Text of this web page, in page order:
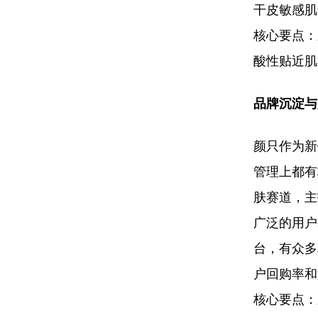
干皮敏感
核心要点
酸性贴近
品牌沉淀
颜只作为
管理上都
肤赛道，
广泛的用
台，有众
户回购率
核心要点